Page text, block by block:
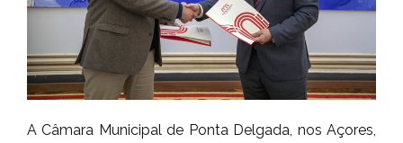
A Câmara Municipal de Ponta Delgada, nos Açores,